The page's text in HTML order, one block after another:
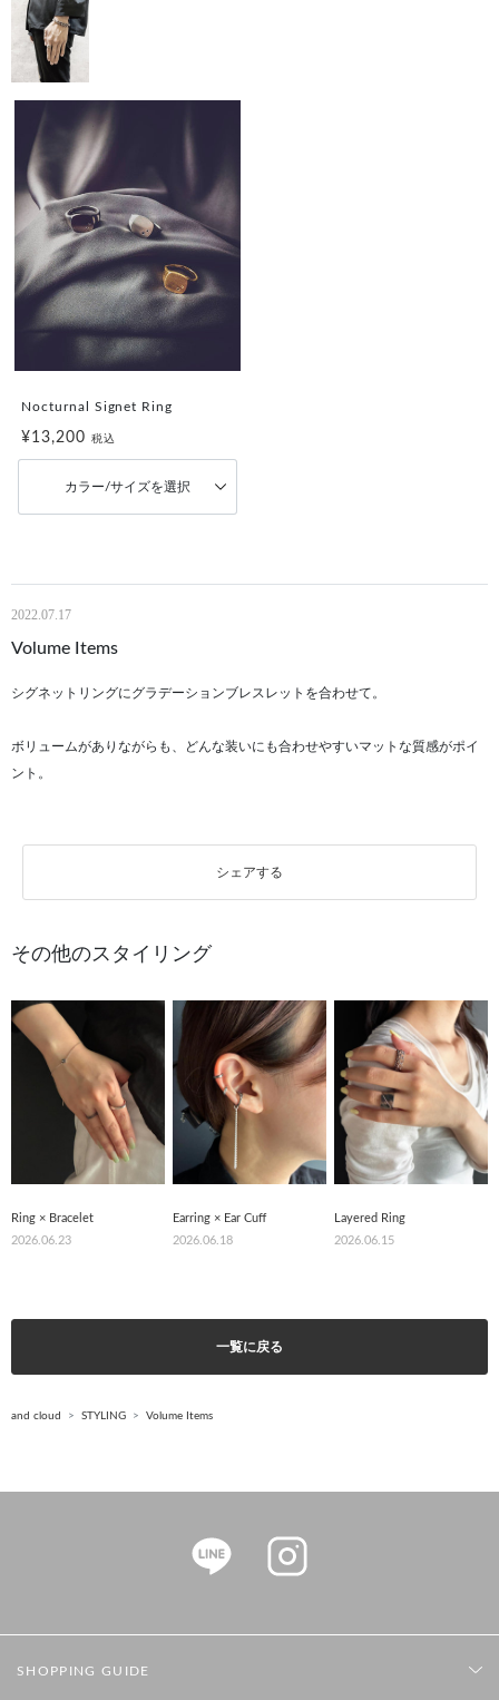
Nocturnal Signet Ring
¥13,200 税込
カラー/サイズを選択
2022.07.17
Volume Items
シグネットリングにグラデーションブレスレットを合わせて。
ボリュームがありながらも、どんな装いにも合わせやすいマットな質感がポイ
ント。
シェアする
その他のスタイリング
Ring × Bracelet
2026.06.23
Earring × Ear Cuff
2026.06.18
Layered Ring
2026.06.15
一覧に戻る
and cloud STYLING Volume Items
SHOPPING GUIDE